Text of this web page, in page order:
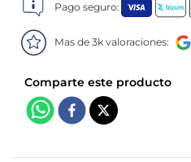
Pago seguro:
Mas de 3k valoraciones:
10. pollo